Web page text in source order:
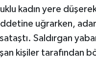
kadın yere
uğrarken,
Saldırgan
kişiler tarafından